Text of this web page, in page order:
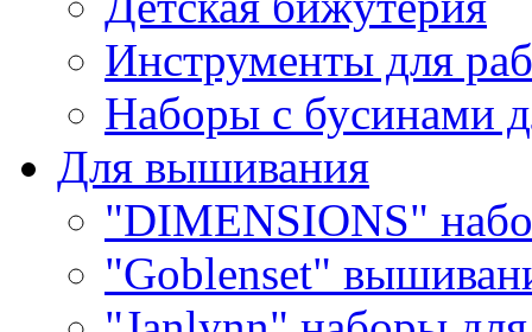
Инструменты для
Наборы с бусинами
Для вышивания
"DIMENSIONS"
"Goblenset"